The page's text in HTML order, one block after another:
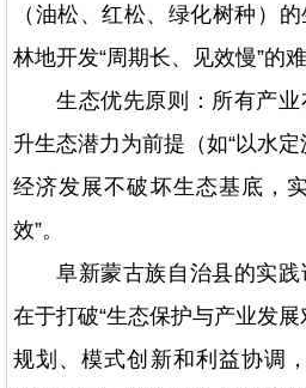
（油松、红松、绿化树种）
林地开发“周期长、见效慢”的难
生态优先原则：所有产
升生态潜力为前提（如“以水
经济发展不破坏生态基底，
效”。
阜新蒙古族自治县的实
在于打破“生态保护与产业发
规划、模式创新和利益协调